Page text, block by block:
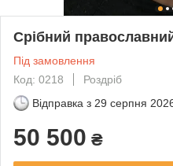
Срібний
Під замовлення
Код: 0218
Роздріб
Відправка з 29 серпня
50 500 ₴